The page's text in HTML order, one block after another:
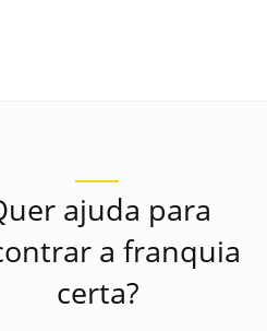
ajuda para
a franquia
certa?